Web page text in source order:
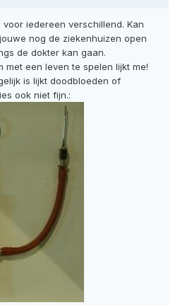
iedereen verschillend. Kan
nog de ziekenhuizen open
de dokter kan gaan.
met een leven te spelen lijkt me!
is lijkt doodbloeden of
ook niet fijn.: